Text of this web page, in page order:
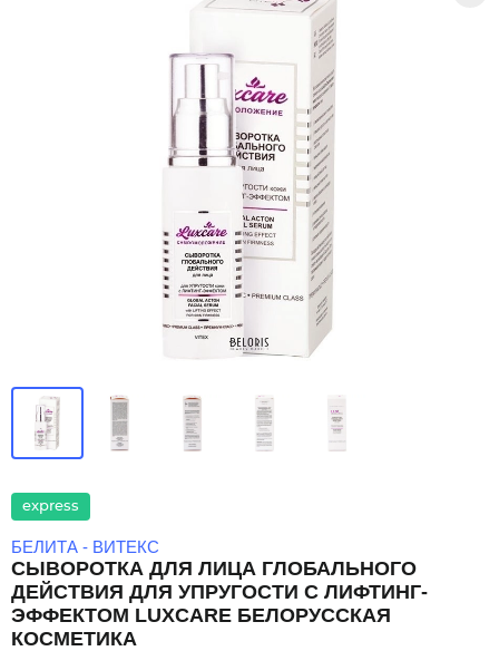
express
БЕЛИТА - ВИТЕКС
СЫВОРОТКА ДЛЯ ЛИЦА ГЛОБАЛЬНОГО
ДЕЙСТВИЯ ДЛЯ УПРУГОСТИ С ЛИФТИНГ-
ЭФФЕКТОМ LUXCARE БЕЛОРУССКАЯ
КОСМЕТИКА